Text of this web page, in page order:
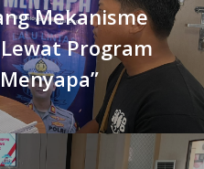
Mekanisme
Program